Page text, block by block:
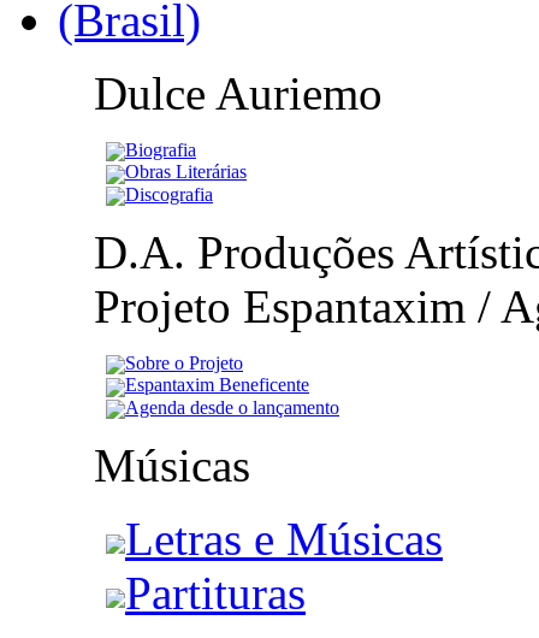
Dulce Auriemo
Biografia
Obras Literárias
Discografia
D.A. Produções
Projeto Espantaxim /
Sobre o Projeto
Espantaxim Beneficente
Agenda desde o lançamento
Músicas
Letras e Músicas
Partituras